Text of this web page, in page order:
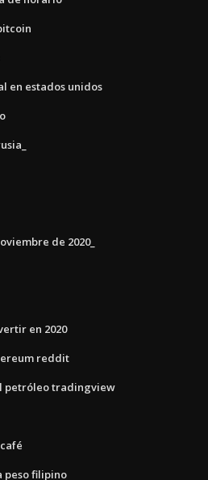
en estados unidos
de 2020_
en 2020
reddit
petróleo tradingview
peso filipino